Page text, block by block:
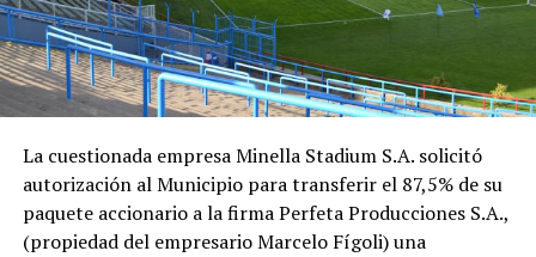
La cuestionada empresa Minella Stadium S.A. solicitó
autorización al Municipio para transferir el 87,5% de su
paquete accionario a la firma Perfeta Producciones S.A.,
(propiedad del empresario Marcelo Fígoli) una